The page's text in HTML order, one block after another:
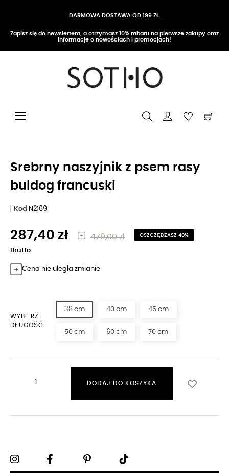
DARMOWA DOSTAWA OD 199 ZŁ
Zapisz się do newslettera, a otrzymasz 10% rabatu na pierwsze zakupy oraz
informacje o nowościach i promocjach!
Przełącz nawigację
☰
Srebrny naszyjnik z psem rasy
buldog francuski
Kod N2169
287,40 zł 479,00 zł OSZCZĘDZASZ 40%
Brutto
Cena nie uległa zmianie
WYBIERZ
DŁUGOŚĆ
38 cm 40 cm 45 cm
50 cm 60 cm 70 cm
DODAJ DO KOSZYKA